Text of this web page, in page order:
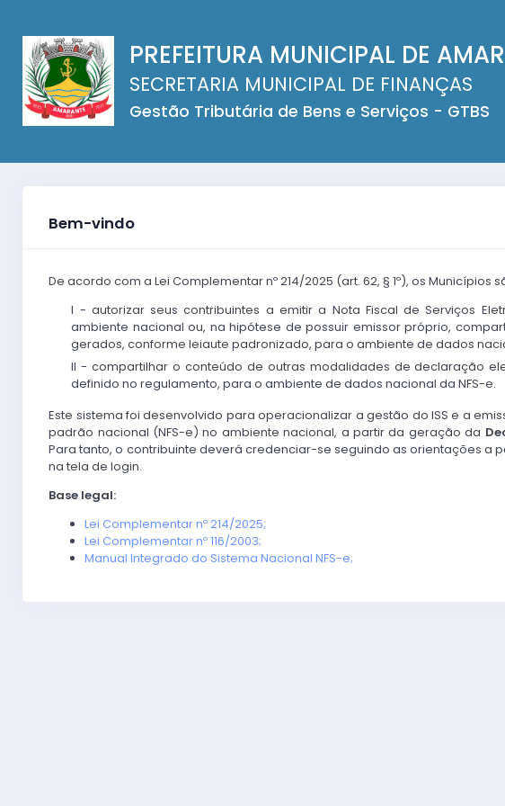
PREFEITURA MUNICIPAL DE
SECRETARIA MUNICIPAL DE FINANÇAS
Gestão Tributária de Bens e Serviços - GTBS
Bem-vindo
De acordo com a Lei Complementar nº 214/2025 (art. 62, § 1º), os Municípios
I - autorizar seus contribuintes a emitir a Nota Fiscal de Serviços
ambiente nacional ou, na hipótese de possuir emissor próprio,
gerados, conforme leiaute padronizado, para o ambiente de dados
II - compartilhar o conteúdo de outras modalidades de declaração
definido no regulamento, para o ambiente de dados nacional da NFS-e.
Este sistema foi desenvolvido para operacionalizar a gestão do ISS e a
padrão nacional (NFS-e) no ambiente nacional, a partir da geração da
Para tanto, o contribuinte deverá credenciar-se seguindo as orientações a
na tela de login.
Base legal:
Lei Complementar nº 214/2025;
Lei Complementar nº 116/2003;
Manual Integrado do Sistema Nacional NFS-e;